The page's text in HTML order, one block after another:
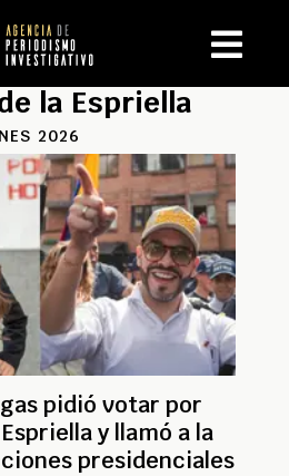
la Espriella
2026
pidió votar por
y llamó a la
presidenciales